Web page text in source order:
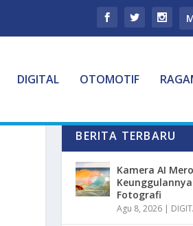
DIGITAL OTOMOTIF
BERITA TERBARU
Kamera AI
Fotografi
Agu 8, 2026 |